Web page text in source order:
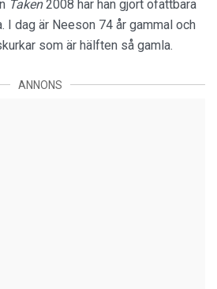
Taken2008 har han gjort ofattbara
I dag är Neeson 74 år gammal och
som är hälften så gamla.
ANNONS